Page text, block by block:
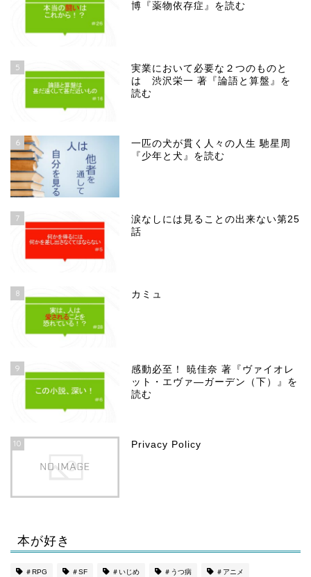
博『薬物依存症』を読む
5
実業において必要な２つのものと
は 渋沢栄一 著『論語と算盤』を
読む
6
一匹の犬が貫く人々の人生 馳星周
『少年と犬』を読む
7
涙なしには見ることの出来ない第25
話
8 カミュ
9
感動必至！ 暁佳奈 著『ヴァイオレ
ット・エヴァ―ガーデン（下）』を
読む
10 Privacy Policy
本が好き
＃RPG ＃SF ＃いじめ ＃うつ病 ＃アニメ